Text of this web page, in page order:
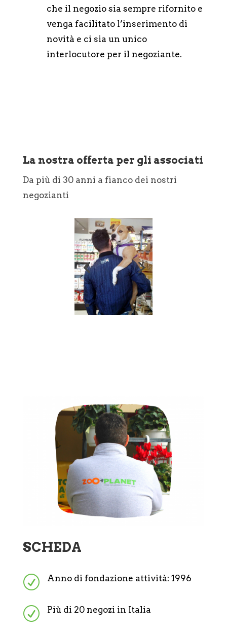
che il negozio sia sempre rifornito e
venga facilitato l’inserimento di
novità e ci sia un unico
interlocutore per il negoziante.
La nostra offerta per gli associati
Da più di 30 anni a fianco dei nostri
negozianti
SCHEDA
R Anno di fondazione attività: 1996
R Più di 20 negozi in Italia